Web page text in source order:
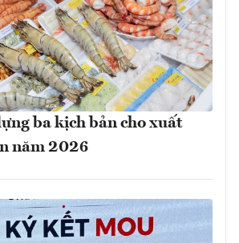
ba kịch bản cho xuất
năm 2026